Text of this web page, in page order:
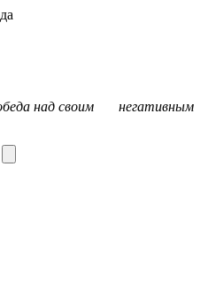
над своим негативным